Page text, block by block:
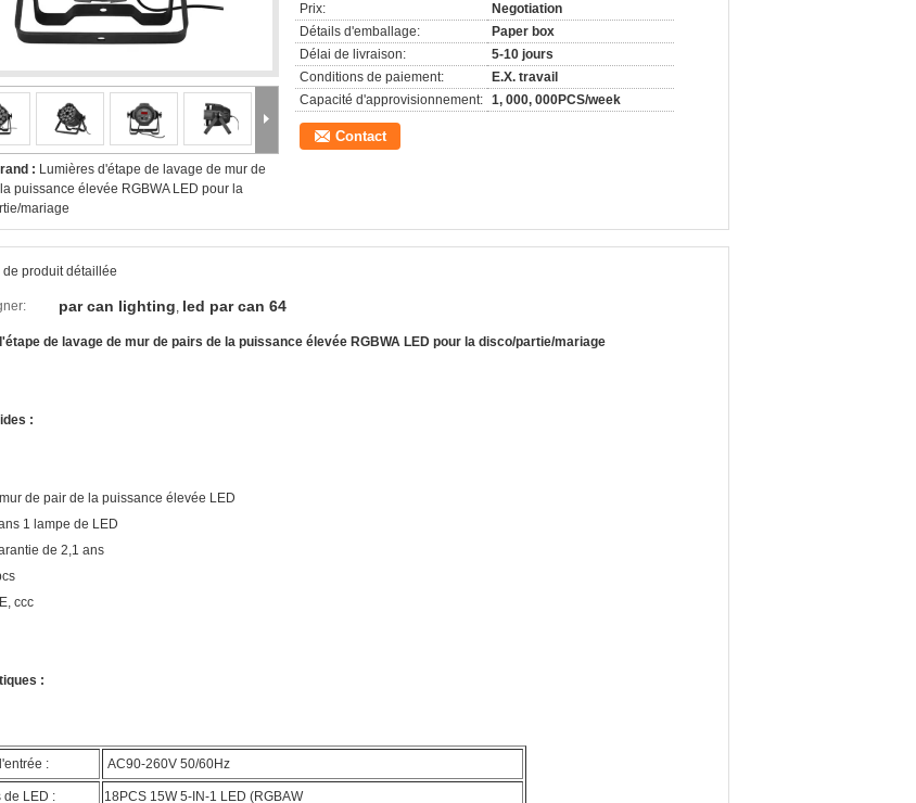
: Lumières d'étape de lavage de mur de
puissance élevée RGBWA LED pour la
mariage
Prix:
Negotiation
Détails d'emballage:
Paper box
Délai de livraison:
5-10 jours
Conditions de paiement:
E.X. travail
Capacité d'approvisionnement: 1, 000, 000PCS/week
Contact
de produit détaillée
par can lighting, led par can 64
de lavage de mur de pairs de la puissance élevée RGBWA LED pour la disco/partie/mariage
:
de pair de la puissance élevée LED
1 lampe de LED
de 2,1 ans
ccc
:
: AC90-260V 50/60Hz
de LED : 18PCS 15W 5-IN-1 LED (RGBAW